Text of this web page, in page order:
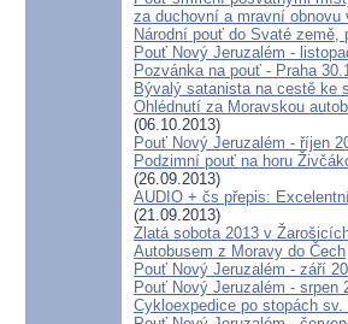
za duchovní a mravní obnovu
Národní pouť do Svaté země,
Pouť Nový Jeruzalém -
Pozvánka na pouť - Praha
Bývalý satanista na cestě ke
Ohlédnutí za Moravskou
(06.10.2013)
Pouť Nový Jeruzalém - říjen
Podzimní pouť na horu
(26.09.2013)
AUDIO + čs přepis:
(21.09.2013)
Zlatá sobota 2013 v
Autobusem z Moravy do Čech
Pouť Nový Jeruzalém - září
Pouť Nový Jeruzalém - srpen
Cykloexpedice po stopách